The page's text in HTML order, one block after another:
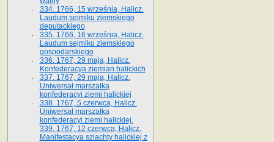
334. 1766, 15 września, Halicz.
Laudum sejmiku ziemskiego
deputackiego
335. 1766, 16 września, Halicz.
Laudum sejmiku ziemskiego
gospodarskiego
336. 1767, 29 maja, Halicz.
Konfederacya ziemian halickich
337. 1767, 29 maja, Halicz.
Uniwersał marszałka
konfederacyi ziemi halickiej
338. 1767, 5 czerwca, Halicz.
Uniwersał marszałka
konfederacyi ziemi halickiej.
339. 1767, 12 czerwca, Halicz.
Manifestacya szlachty halickiej z